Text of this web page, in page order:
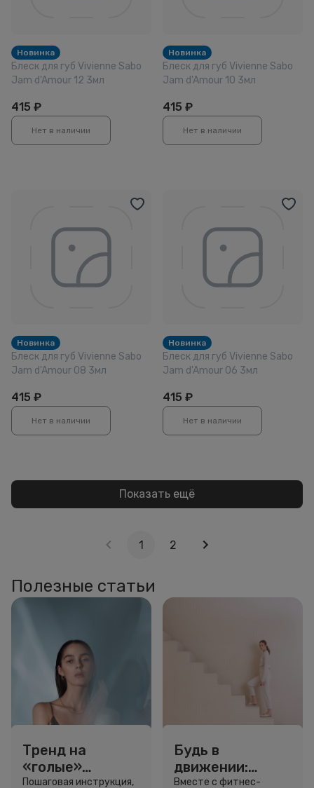
Новинка
Блеск для губ Vivienne Sabo
Jam d'Amour 12 3мл
415 ₽
Нет в наличии
Новинка
Блеск для губ Vivienne Sabo
Jam d'Amour 10 3мл
415 ₽
Нет в наличии
Новинка
Блеск для губ Vivienne Sabo
Jam d'Amour 08 3мл
415 ₽
Нет в наличии
Новинка
Блеск для губ Vivienne Sabo
Jam d'Amour 06 3мл
415 ₽
Нет в наличии
Показать ещё
1 2
Полезные статьи
Тренд на
«голые»
ресницы: как
Пошаговая инструкция,
Будь в
движении:
сколько нужно
Вместе с фитнес-